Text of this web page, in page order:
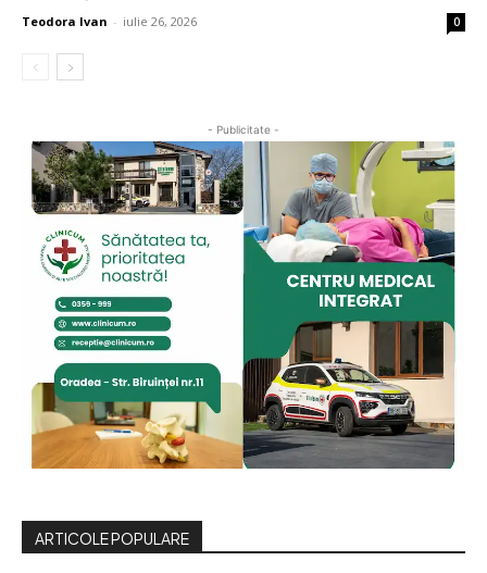
Teodora Ivan - iulie 26, 2026 0
- Publicitate -
ARTICOLE POPULARE